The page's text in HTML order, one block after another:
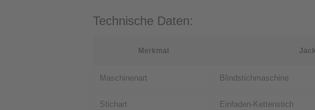
Technische Daten:
Merkmal
Maschinenart Blindstichmaschine
Stichart Einfaden-Kettenstich